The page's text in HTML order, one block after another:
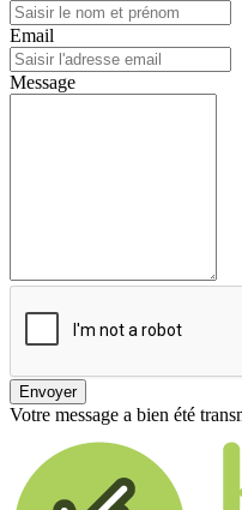
Email
Message
Envoyer
Votre message a bien été